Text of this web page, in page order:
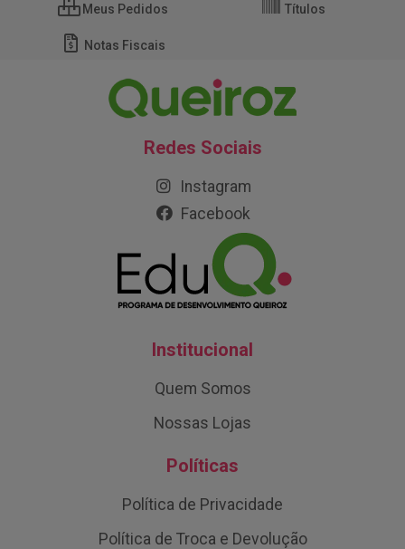
Meus Pedidos Títulos
Notas Fiscais
Redes Sociais
Instagram
Facebook
Institucional
Quem Somos
Nossas Lojas
Políticas
Política de Privacidade
Política de Troca e Devolução